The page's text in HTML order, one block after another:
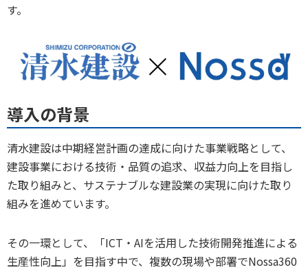
す。
導入の背景
清水建設は中期経営計画の達成に向けた事業戦略として、
建設事業における技術・品質の追求、収益力向上を目指し
た取り組みと、サステナブルな建設業の実現に向けた取り
組みを進めています。
その一環として、「ICT・AIを活用した技術開発推進による
生産性向上」を目指す中で、複数の現場や部署でNossa360